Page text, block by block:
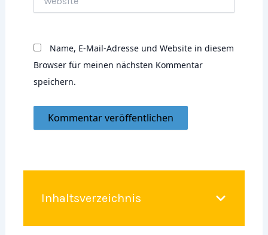
Name, E-Mail-Adresse und Website in diesem
Browser für meinen nächsten Kommentar
speichern.
Inhaltsverzeichnis